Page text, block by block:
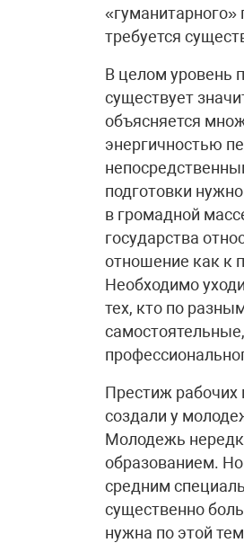
требуется
В целом уровень
существует
объясняется
энергичностью
подготовки
в громадной
государства
отношение как к
Необходимо
тех, кто по
Престиж рабочих
создали у
Молодежь
образованием.
средним
существенно
нужна по этой